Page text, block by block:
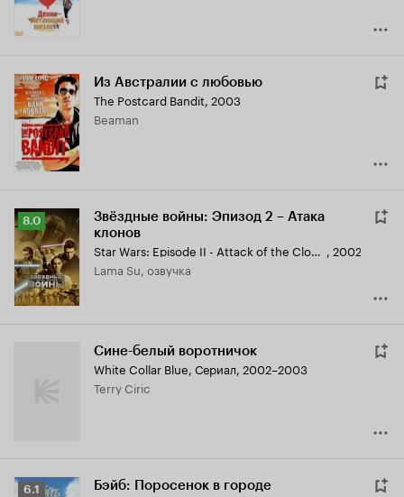
Из Австралии с любовью
The Postcard Bandit, 2003
Beaman
Рейтинг
Кинопоиска
8.0
8.0
Звёздные войны: Эпизод 2 – Атака
клонов
Star Wars: Episode II - Attack of the Clones , 2002
Lama Su, озвучка
Сине-белый воротничок
White Collar Blue, Сериал, 2002–2003
Terry Ciric
Рейтинг
6.1 Бэйб: Поросенок в городе